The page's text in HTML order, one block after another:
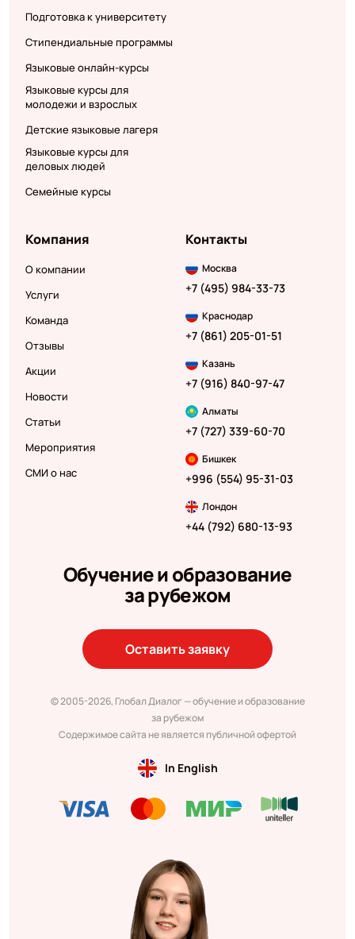
Подготовка к университету
Стипендиальные программы
Языковые онлайн-курсы
Языковые курсы для
молодежи и взрослых
Детские языковые лагеря
Языковые курсы для
деловых людей
Семейные курсы
Компания
О компании
Услуги
Команда
Отзывы
Акции
Новости
Статьи
Мероприятия
СМИ о нас
Контакты
Москва
+7 (495) 984-33-73
Краснодар
+7 (861) 205-01-51
Казань
+7 (916) 840-97-47
Алматы
+7 (727) 339-60-70
Бишкек
+996 (554) 95-31-03
Лондон
+44 (792) 680-13-93
Обучение и образование
за рубежом
Оставить заявку
© 2005-2026, Глобал Диалог — обучение и образование
за рубежом
Содержимое сайта не является публичной офертой
In English